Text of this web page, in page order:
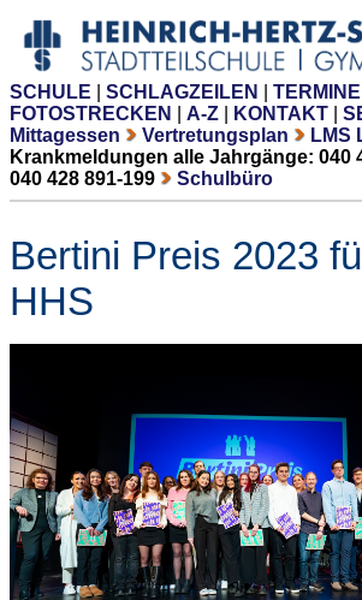
SCHULE SCHLAGZEILEN TERMINE
FOTOSTRECKEN
A-Z KONTAKT
Mittagessen
Vertretungsplan LMS
Krankmeldungen alle Jahrgänge: 040
040 428 891-199
Schulbüro
Bertini Preis 2023
HHS